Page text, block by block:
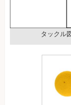
タックル